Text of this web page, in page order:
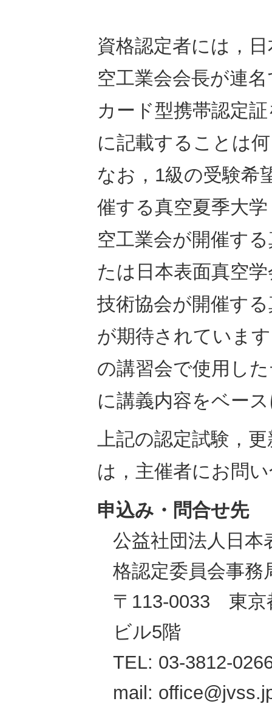
資格認定者には，
空工業会会長が連
カード型携帯認定
に記載することは
なお，1級の受験希
催する真空夏季大
空工業会が開催す
たは日本表面真空
技術協会が開催す
が期待されていま
の講習会で使用し
に講義内容をベー
上記の認定試験，
は，主催者にお問
申込み・問合せ先
公益社団法人日本
格認定委員会事務
〒113-0033 東京
ビル5階
TEL: 03-3812-
mail: